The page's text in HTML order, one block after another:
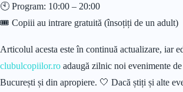
🕙 Program: 10:00 – 20:00
🎟️ Copiii au intrare gratuită (însoțiți de un adult)
Articolul acesta este în continuă actualizare, iar
clubulcopiilor.ro adaugă zilnic noi evenimente
București și din apropiere. 🤍 Dacă știți și alte